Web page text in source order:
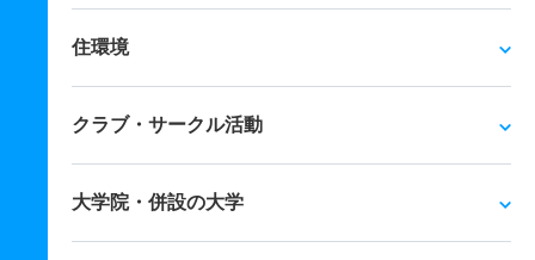
住環境
クラブ・サークル活動
大学院・併設の大学